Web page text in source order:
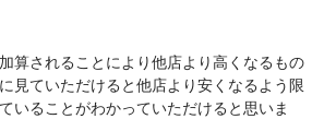
算されることにより他店より高くなるもの
見ていただけると他店より安くなるよう限
いることがわかっていただけると思いま